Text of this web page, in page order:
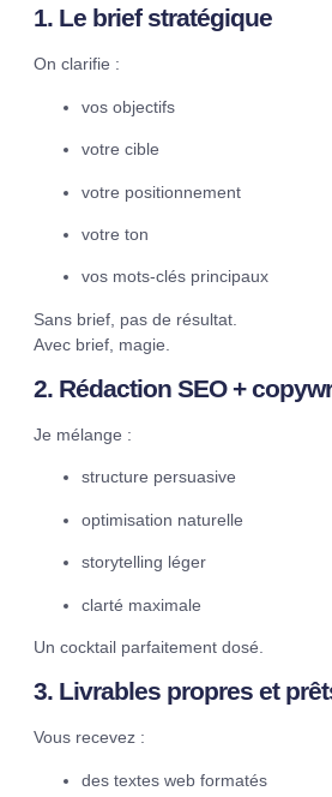
1. Le brief stratégique
On clarifie :
vos objectifs
votre cible
votre positionnement
votre ton
vos mots-clés principaux
Sans brief, pas de résultat.
Avec brief, magie.
2. Rédaction SEO +
Je mélange :
structure persuasive
optimisation naturelle
storytelling léger
clarté maximale
Un cocktail parfaitement dosé.
3. Livrables propres et
Vous recevez :
des textes web formatés